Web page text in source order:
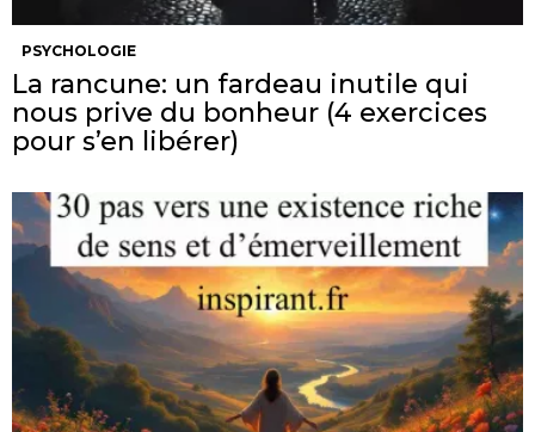
PSYCHOLOGIE
La rancune: un fardeau inutile qui
nous prive du bonheur (4 exercices
pour s’en libérer)